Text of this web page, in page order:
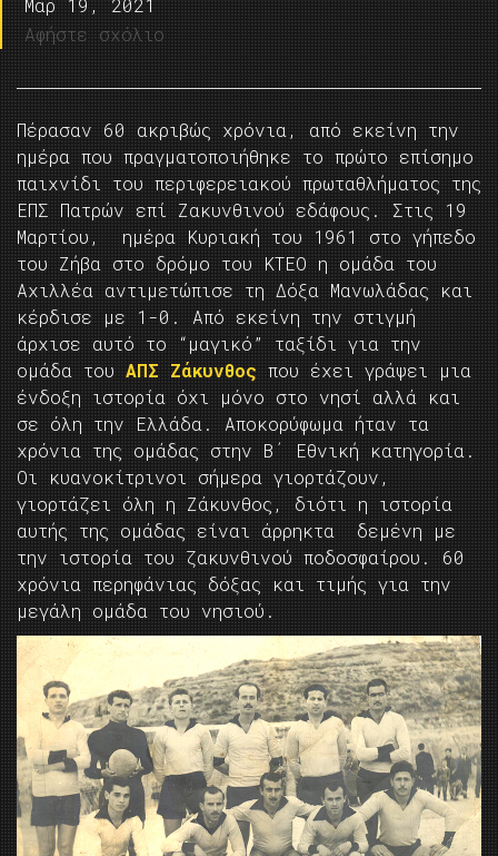
Μαρ 19, 2021
Αφήστε σχόλιο
Πέρασαν 60 ακριβώς χρόνια, από εκείνη την
ημέρα που πραγματοποιήθηκε το πρώτο επίσημο
παιχνίδι του περιφερειακού πρωταθλήματος της
ΕΠΣ Πατρών επί Ζακυνθινού εδάφους. Στις 19
Μαρτίου, ημέρα Κυριακή του 1961 στο γήπεδο
του Ζήβα στο δρόμο του ΚΤΕΟ η ομάδα του
Αχιλλέα αντιμετώπισε τη Δόξα Μανωλάδας και
κέρδισε με 1-0. Από εκείνη την στιγμή
άρχισε αυτό το “μαγικό” ταξίδι για την
ομάδα του ΑΠΣ Ζάκυνθος που έχει γράψει μια
ένδοξη ιστορία όχι μόνο στο νησί αλλά και
σε όλη την Ελλάδα. Αποκορύφωμα ήταν τα
χρόνια της ομάδας στην Β΄ Εθνική κατηγορία.
Οι κυανοκίτρινοι σήμερα γιορτάζουν,
γιορτάζει όλη η Ζάκυνθος, διότι η ιστορία
αυτής της ομάδας είναι άρρηκτα δεμένη με
την ιστορία του ζακυνθινού ποδοσφαίρου. 60
χρόνια περηφάνιας δόξας και τιμής για την
μεγάλη ομάδα του νησιού.